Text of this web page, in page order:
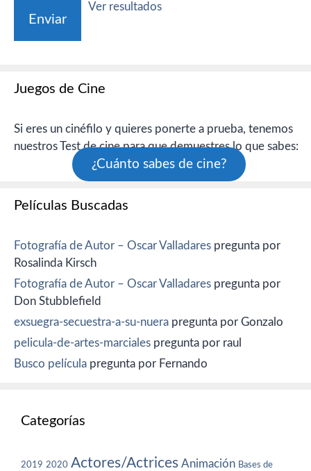
Ver resultados
Juegos de Cine
Si eres un cinéfilo y quieres ponerte a prueba, tenemos
nuestros Test de cine para que demuestres lo que sabes:
¿Cuánto sabes de cine?
Películas Buscadas
Fotografía de Autor – Oscar Valladares pregunta por
Rosalinda Kirsch
Fotografía de Autor – Oscar Valladares pregunta por
Don Stubblefield
exsuegra-secuestra-a-su-nuera pregunta por Gonzalo
pelicula-de-artes-marciales pregunta por raul
Busco película pregunta por Fernando
Categorías
2019 2020 Actores/Actrices Animación Bases de